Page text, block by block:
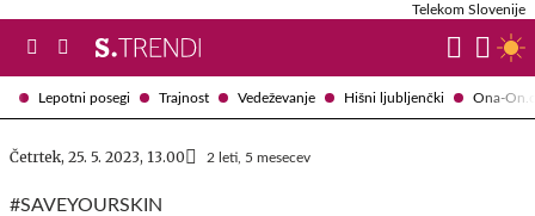
Lepotni posegi Trajnost Vedeževanje Hišni ljubljenčki Ona-
Telekom Slovenije
Četrtek, 25. 5. 2023, 13.00 2 leti, 5 mesecev
#SAVEYOURSKIN